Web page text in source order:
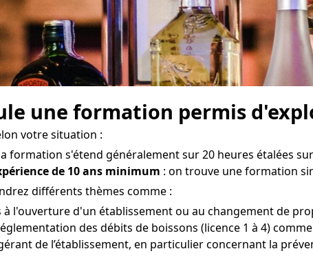
une formation permis
votre situation :
formation s'étend généralement sur 20 heures étalées
de 10 ans minimum : on trouve une formation
différents thèmes comme :
l'ouverture d'un établissement ou au changement de
des débits de boissons (licence 1 à 4)
de l’établissement, en particulier concernant la